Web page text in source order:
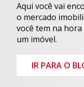
Aqui você vai
o mercado
você tem na
um imóvel.
IR PARA O